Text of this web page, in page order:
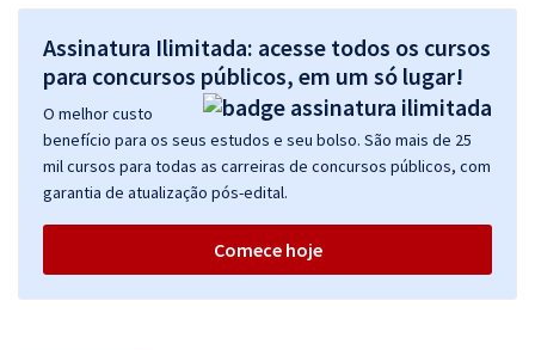
Assinatura Ilimitada: acesse todos os cursos
para concursos públicos, em um só lugar!
O melhor custo
benefício para os seus estudos e seu bolso. São mais de 25
mil cursos para todas as carreiras de concursos públicos, com
garantia de atualização pós-edital.
Comece hoje